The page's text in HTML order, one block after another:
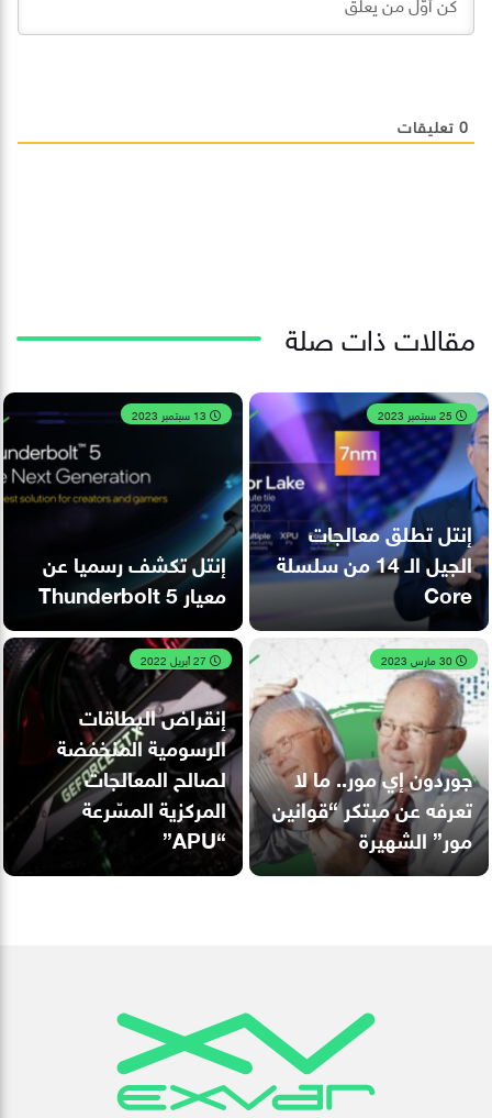
0 تعليقات
مقالات ذات صلة
إنتل تطلق معالجات
الجيل الـ 14 من سلسلة
Core
إنتل تكشف رسميا عن
معيار Thunderbolt 5
جوردون إي مور.. ما لا
تعرفه عن مبتكر “قوانين
مور” الشهيرة
إنقراض البطاقات
الرسومية المنخفضة
لصالح المعالجات
المركزية المسّرعة
“APU”